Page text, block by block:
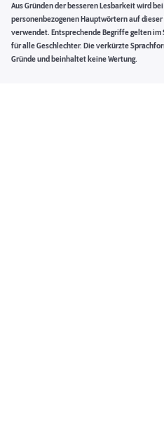
Aus Gründen der besseren Lesbarkeit wird
personenbezogenen Hauptwörtern auf
verwendet. Entsprechende Begriffe gelten
für alle Geschlechter. Die verkürzte
Gründe und beinhaltet keine Wertung.